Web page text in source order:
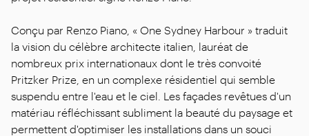
Conçu par Renzo Piano, « One Sydney Harbour » traduit
la vision du célèbre architecte italien, lauréat de
nombreux prix internationaux dont le très convoité
Pritzker Prize, en un complexe résidentiel qui semble
suspendu entre l'eau et le ciel. Les façades revêtues d'un
matériau réfléchissant subliment la beauté du paysage et
permettent d'optimiser les installations dans un souci